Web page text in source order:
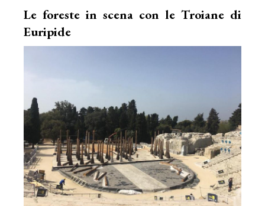
Le foreste in scena con le Troiane di
Euripide